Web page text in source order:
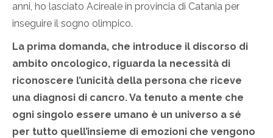
anni, ho lasciato Acireale in provincia di Catania per
inseguire il sogno olimpico.
La prima domanda, che introduce il discorso di
ambito oncologico, riguarda la necessità di
riconoscere l’unicità della persona che riceve
una diagnosi di cancro. Va tenuto a mente che
ogni singolo essere umano è un universo a sé
per tutto quell’insieme di emozioni che vengono